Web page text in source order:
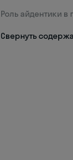
Роль айдентики
Свернуть